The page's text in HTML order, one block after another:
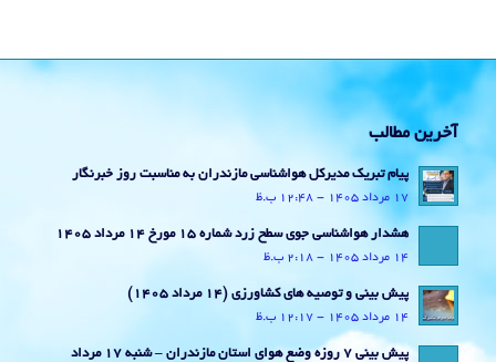
آخرین مطالب
پیام تبریک مدیرکل هواشناسی مازندران به مناسبت روز خبرنگار
17 مرداد 1405 - 12:48 ب.ظ
هشدار هواشناسی جوی سطح زرد شماره 15 مورخ 14 مرداد 1405
14 مرداد 1405 - 2:18 ب.ظ
پیش بینی و توصیه های کشاورزی (14 مرداد ۱۴۰۵)
14 مرداد 1405 - 12:17 ب.ظ
پیش بینی 7 روزه وضع هوای استان مازندران – شنبه 17 مرداد